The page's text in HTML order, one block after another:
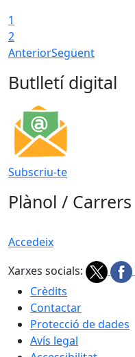
1
2
AnteriorSegüent
Butlletí digital
Subscriu-te
Plànol / Carrers
Accedeix
Xarxes socials:
Crèdits
Contactar
Protecció de dades
Avís legal